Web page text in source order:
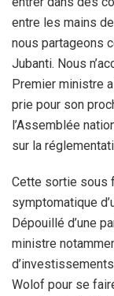
entre les mains
nous partageons
Jubanti. Nous
Premier ministre
prie pour son
l’Assemblée
sur la
Cette sortie sous
symptomatique
Dépouillé d’une
ministre
Wolof pour se